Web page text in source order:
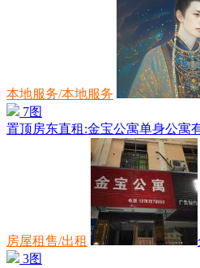
本地服务/本地服务
7图
置顶房东直租:金宝公寓单身公寓
房屋租售/出租
3图